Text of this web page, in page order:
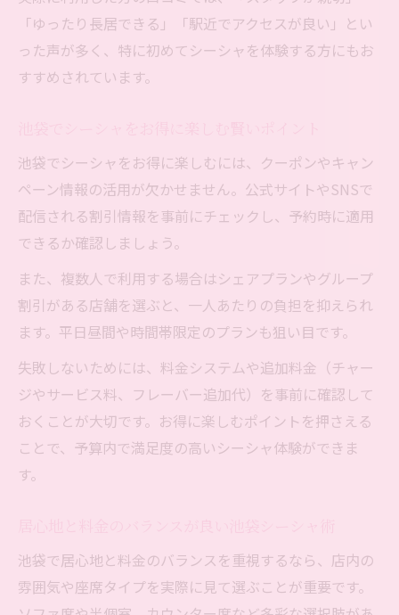
「ゆったり長居できる」「駅近でアクセスが良い」とい
った声が多く、特に初めてシーシャを体験する方にもお
すすめされています。
池袋でシーシャをお得に楽しむには、クーポンやキャン
ペーン情報の活用が欠かせません。公式サイトやSNSで
配信される割引情報を事前にチェックし、予約時に適用
できるか確認しましょう。
また、複数人で利用する場合はシェアプランやグループ
割引がある店舗を選ぶと、一人あたりの負担を抑えられ
ます。平日昼間や時間帯限定のプランも狙い目です。
失敗しないためには、料金システムや追加料金（チャー
ジやサービス料、フレーバー追加代）を事前に確認して
おくことが大切です。お得に楽しむポイントを押さえる
ことで、予算内で満足度の高いシーシャ体験ができま
す。
池袋で居心地と料金のバランスを重視するなら、店内の
雰囲気や座席タイプを実際に見て選ぶことが重要です。